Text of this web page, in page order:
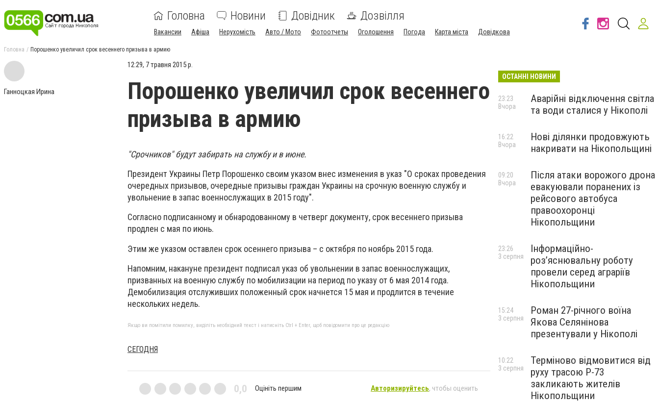
Головна Новини Довідник Дозвілля
Вакансии Афіша Нерухомість Авто / Мото Фотоотчеты Оголошення Погода Карта міста Довідкова
Головна Порошенко увеличил срок весеннего призыва в армию
Ганноцкая Ирина
12:29, 7 травня 2015 р.
Порошенко увеличил срок весеннего
призыва в армию
"Срочников" будут забирать на службу и в июне.
Президент Украины Петр Порошенко своим указом внес изменения в указ "О сроках проведения
очередных призывов, очередные призывы граждан Украины на срочную военную службу и
увольнение в запас военнослужащих в 2015 году".
Согласно подписанному и обнародованному в четверг документу, срок весеннего призыва
продлен с мая по июнь.
Этим же указом оставлен срок осеннего призыва – с октября по ноябрь 2015 года.
Напомним, накануне президент подписал указ об увольнении в запас военнослужащих,
призванных на военную службу по мобилизации на период по указу от 6 мая 2014 года.
Демобилизация отслуживших положенный срок начнется 15 мая и продлится в течение
нескольких недель.
Якщо ви помітили помилку, виділіть необхідний текст і натисніть Ctrl + Enter, щоб повідомити про це редакцію
СЕГОДНЯ
0,0 Оцініть першим Авторизируйтесь, чтобы оценить
ОСТАННІ НОВИНИ
Аварійні відключення світла
та води сталися у Нікополі
23:23
Вчора
Нові ділянки продовжують
накривати на Нікопольщині
16:22
Вчора
Після атаки ворожого дрона
евакуювали поранених із
рейсового автобуса
правоохоронці
Нікопольщини
09:20
Вчора
Інформаційно-
роз’яснювальну роботу
провели серед аграріїв
Нікопольщини
23:26
3 серпня
Роман 27-річного воїна
Якова Селянінова
презентували у Нікополі
15:24
3 серпня
Терміново відмовитися від
руху трасою Р-73
закликають жителів
Нікопольщини
10:22
3 серпня